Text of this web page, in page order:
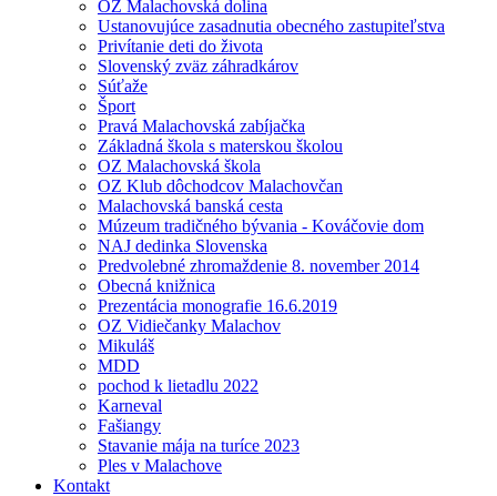
OZ Malachovská dolina
Ustanovujúce zasadnutia obecného zastupiteľstva
Privítanie deti do života
Slovenský zväz záhradkárov
Súťaže
Šport
Pravá Malachovská zabíjačka
Základná škola s materskou školou
OZ Malachovská škola
OZ Klub dôchodcov Malachovčan
Malachovská banská cesta
Múzeum tradičného bývania - Kováčovie dom
NAJ dedinka Slovenska
Predvolebné zhromaždenie 8. november 2014
Obecná knižnica
Prezentácia monografie 16.6.2019
OZ Vidiečanky Malachov
Mikuláš
MDD
pochod k lietadlu 2022
Karneval
Fašiangy
Stavanie mája na turíce 2023
Ples v Malachove
Kontakt